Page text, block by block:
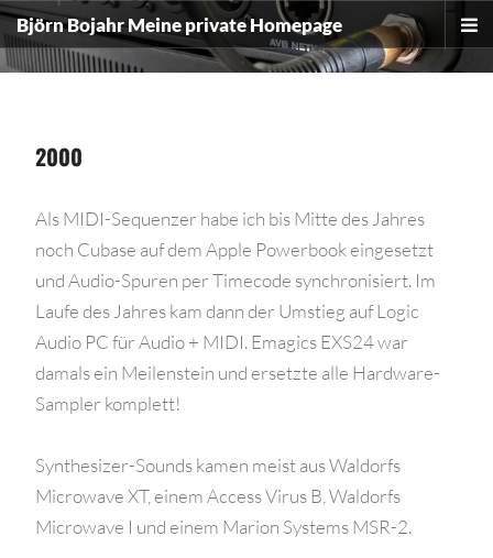
The point Back To Top stack will scroll to
2000
Als MIDI-Sequenzer habe ich bis Mitte des Jahres
noch Cubase auf dem Apple Powerbook eingesetzt
und Audio-Spuren per Timecode synchronisiert. Im
Laufe des Jahres kam dann der Umstieg auf Logic
Audio PC für Audio + MIDI. Emagics EXS24 war
damals ein Meilenstein und ersetzte alle Hardware-
Sampler komplett!
Synthesizer-Sounds kamen meist aus Waldorfs
Microwave XT, einem Access Virus B, Waldorfs
Microwave I und einem Marion Systems MSR-2.
Björn BojahrMeine private Homepage